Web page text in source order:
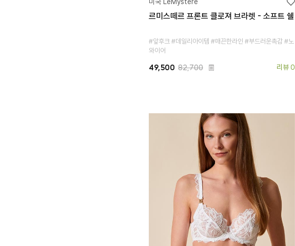
르미스떼르 프론트 클로져 브라렛 - 소프트 쉘
#앞후크 #데일리아이템 #매끈한라인 #부드러운촉감 #노
와이어
49,500 82,700 리뷰 0